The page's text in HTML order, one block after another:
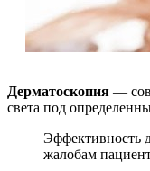
Дерматоскопия —
света под
Эффективность
жалобам